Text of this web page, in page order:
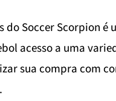
do Soccer Scorpion é
acesso a uma
sua compra com